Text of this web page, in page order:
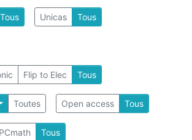
Tous Unicas Tous
Flip to Elec Tous
Toutes Open access Tous
Tous